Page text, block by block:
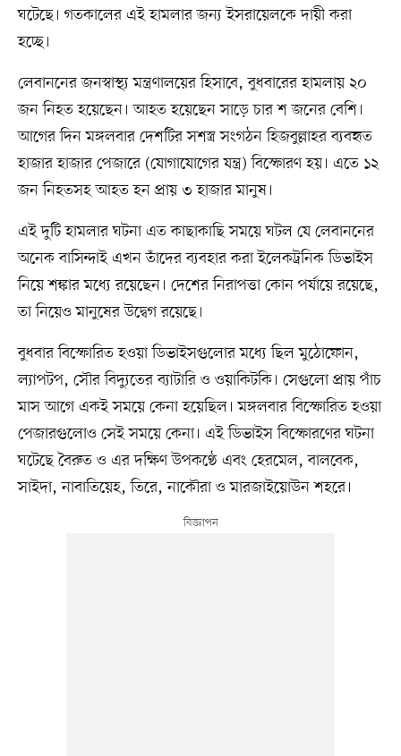
ঘটেছে। গতকালের এই হামলার জন্য ইসরায়েলকে দায়ী করা
হচ্ছে।
লেবাননের জনস্বাস্থ্য মন্ত্রণালয়ের হিসাবে, বুধবারের হামলায় ২০
জন নিহত হয়েছেন। আহত হয়েছেন সাড়ে চার শ জনের বেশি।
আগের দিন মঙ্গলবার দেশটির সশস্ত্র সংগঠন হিজবুল্লাহর ব্যবহৃত
হাজার হাজার পেজারে (যোগাযোগের যন্ত্র) বিস্ফোরণ হয়। এতে ১২
জন নিহতসহ আহত হন প্রায় ৩ হাজার মানুষ।
এই দুটি হামলার ঘটনা এত কাছাকাছি সময়ে ঘটল যে লেবাননের
অনেক বাসিন্দাই এখন তাঁদের ব্যবহার করা ইলেকট্রনিক ডিভাইস
নিয়ে শঙ্কার মধ্যে রয়েছেন। দেশের নিরাপত্তা কোন পর্যায়ে রয়েছে,
তা নিয়েও মানুষের উদ্বেগ রয়েছে।
বুধবার বিস্ফোরিত হওয়া ডিভাইসগুলোর মধ্যে ছিল মুঠোফোন,
ল্যাপটপ, সৌর বিদ্যুতের ব্যাটারি ও ওয়াকিটকি। সেগুলো প্রায় পাঁচ
মাস আগে একই সময়ে কেনা হয়েছিল। মঙ্গলবার বিস্ফোরিত হওয়া
পেজারগুলোও সেই সময়ে কেনা। এই ডিভাইস বিস্ফোরণের ঘটনা
ঘটেছে বৈরুত ও এর দক্ষিণ উপকণ্ঠে এবং হেরমেল, বালবেক,
সাইদা, নাবাতিয়েহ, তিরে, নাকৌরা ও মারজাইয়োউন শহরে।